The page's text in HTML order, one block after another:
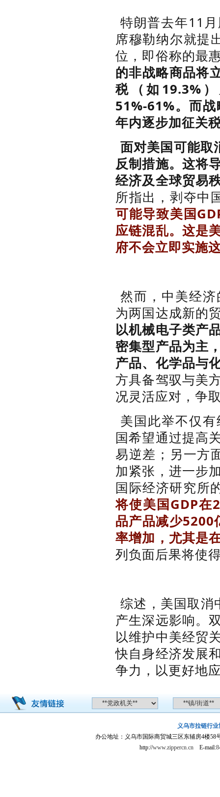
特朗普去年11
席穆勒纳尔就提
位，即俗称的最
的非战略商品将
税（如19.3%
51%-61%。而
年内逐步加征关
面对美国可能取
反制措施。这将
经济及全球贸易
所指出，剥夺中
可能导致美国
应链混乱。这是
府不会立即实施
然而，中美经
为两国达成新的
以机械电子类产
密集型产品为主
产品、化学品与
方具备驾驭与美
况灵活应对，争
美国此举不仅
国希望通过提高
易逆差；另一方
加紧张，进一步
国际经济研究所
将使美国GDP在
品产品减少5200
率增加，尤其是
列负面后果将使
综述，美国取消
产生深远影响。
以维护中美经贸
快自身经济发展
争力，以更好地
义乌市拉链行业
办公地址：义乌市国际商贸城三区东辅房4楼58
http://www.zippercn.cn E-mail: